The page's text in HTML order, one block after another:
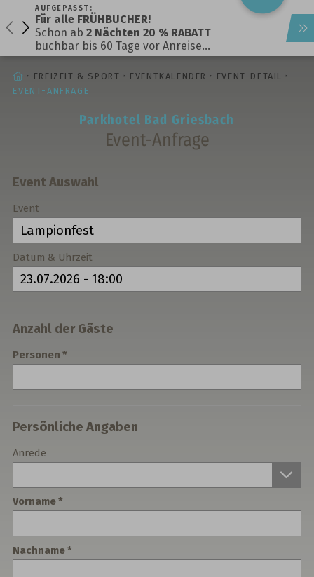
AUFGEPASST:
Für alle FRÜHBUCHER!
Schon ab 2 Nächten 20 % RABATT
buchbar bis 60 Tage vor Anreise…
STARTSEITE
FREIZEIT & SPORT EVENTKALENDER
EVENT-DETAIL
EVENT-ANFRAGE
Parkhotel Bad Griesbach
Event-Anfrage
Event Auswahl
Event
Datum & Uhrzeit
Anzahl der Gäste
Personen
Persönliche Angaben
Anrede
Vorname
Nachname